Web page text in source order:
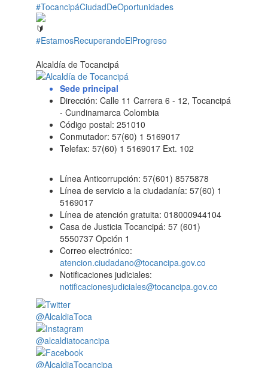
#TocancipáCiudadDeOportunidades
#EstamosRecuperandoElProgreso
Alcaldía de Tocancipá
Sede principal
Dirección: Calle 11 Carrera 6 - 12, Tocancipá
- Cundinamarca Colombia
Código postal: 251010
Conmutador: 57(60) 1 5169017
Telefax: 57(60) 1 5169017 Ext. 102
Línea Anticorrupción: 57(601) 8575878
Línea de servicio a la ciudadanía: 57(60) 1
5169017
Línea de atención gratuita: 018000944104
Casa de Justicia Tocancipá: 57 (601)
5550737 Opción 1
Correo electrónico:
atencion.ciudadano@tocancipa.gov.co
Notificaciones judiciales:
notificacionesjudiciales@tocancipa.gov.co
@AlcaldiaToca
@alcaldiatocancipa
@AlcaldiaTocancipa